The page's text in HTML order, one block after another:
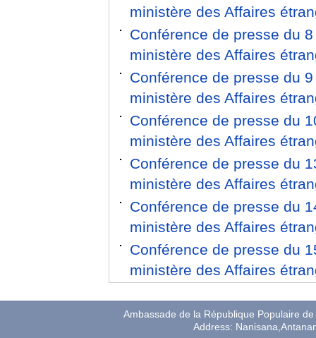
ministère des Affaires
Conférence de presse du
ministère des Affaires
Conférence de presse du
ministère des Affaires
Conférence de presse du
ministère des Affaires
Conférence de presse du
ministère des Affaires
Conférence de presse du
ministère des Affaires
Conférence de presse du
ministère des Affaires
Ambassade de la République Populaire
Address: